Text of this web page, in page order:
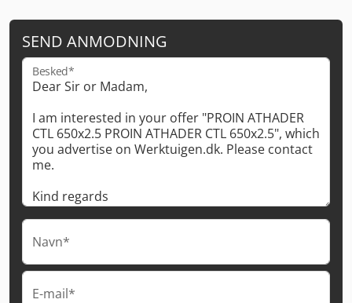
SEND ANMODNING
Besked*
Navn*
E-mail*